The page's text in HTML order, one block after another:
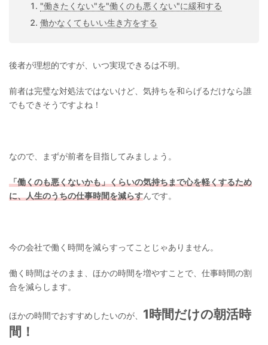
"働きたくない"を"働くのも悪くない"に緩和する
働かなくてもいい生き方をする
後者が理想的ですが、いつ実現できるは不明。
前者は完璧な対処法ではないけど、気持ちを和らげるだけなら誰
でもできそうですよね！
なので、まずが前者を目指してみましょう。
「働くのも悪くないかも」くらいの気持ちまで心を軽くするため
に、人生のうちの仕事時間を減らすんです。
今の会社で働く時間を減らすってことじゃありません。
働く時間はそのまま、ほかの時間を増やすことで、仕事時間の割
合を減らします。
ほかの時間でおすすめしたいのが、 1時間だけの朝活時
間！